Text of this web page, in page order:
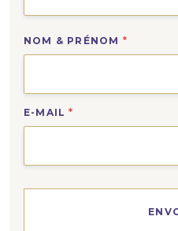
NOM & PRÉNOM *
E-MAIL*